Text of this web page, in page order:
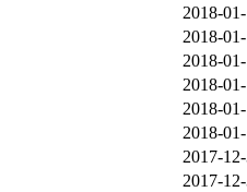
2018-
2018-
2018-
2018-
2018-
2018-
2017-
2017-